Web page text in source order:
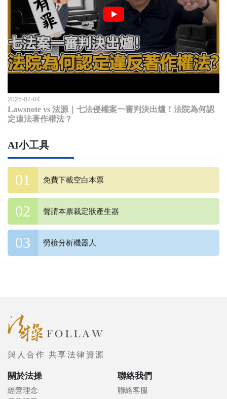
2025-07-04
Lawsnote vs 法源｜七法侵權案一審判決出爐！法院為何認
定違法著作權法？
AI小工具
免費下載空白本票
聲請本票裁定狀產生器
勞檢分析機器人
與人合作 共享法律資源
關於法操
經營理念
聯絡我們
聯絡客服